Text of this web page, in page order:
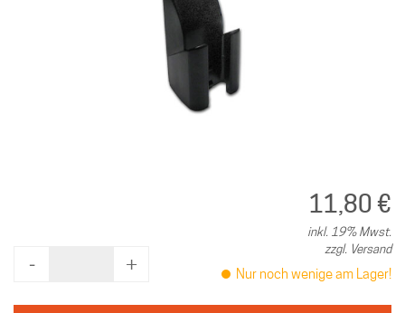
‐ +
11,80 €
inkl. 19% Mwst.
zzgl. Versand
Nur noch wenige am Lager!